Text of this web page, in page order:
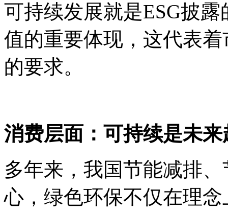
可持续发展就是ESG披露
值的重要体现，这代表
的要求。
消费层面：可持续是未来
多年来，我国节能减排
心，绿色环保不仅在理